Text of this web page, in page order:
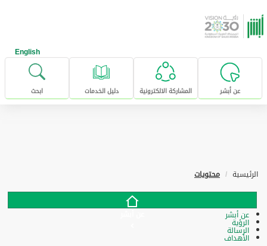
تخطى للإنتقال إلى المحتوى الرئيسي
English
عن أبشر المشاركة الالكترونية دليل الخدمات ابحث
الرئيسية محتويات
عن أبشر
الرؤية
الرسالة
الأهداف